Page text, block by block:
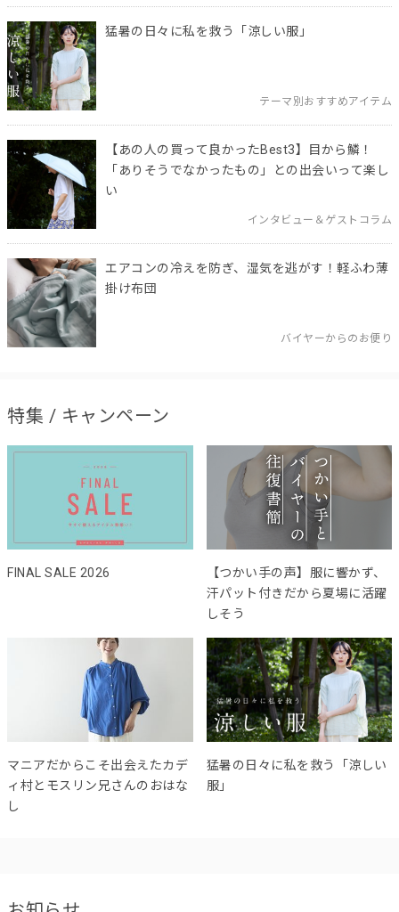
猛暑の日々に私を救う「涼しい服」
テーマ別おすすめアイテム
【あの人の買って良かったBest3】目から鱗！
「ありそうでなかったもの」との出会いって楽し
い
インタビュー＆ゲストコラム
エアコンの冷えを防ぎ、湿気を逃がす！軽ふわ薄
掛け布団
バイヤーからのお便り
特集 / キャンペーン
FINAL SALE 2026
【つかい手の声】服に響かず、
汗パット付きだから夏場に活躍
しそう
マニアだからこそ出会えたカデ
ィ村とモスリン兄さんのおはな
し
猛暑の日々に私を救う「涼しい
服」